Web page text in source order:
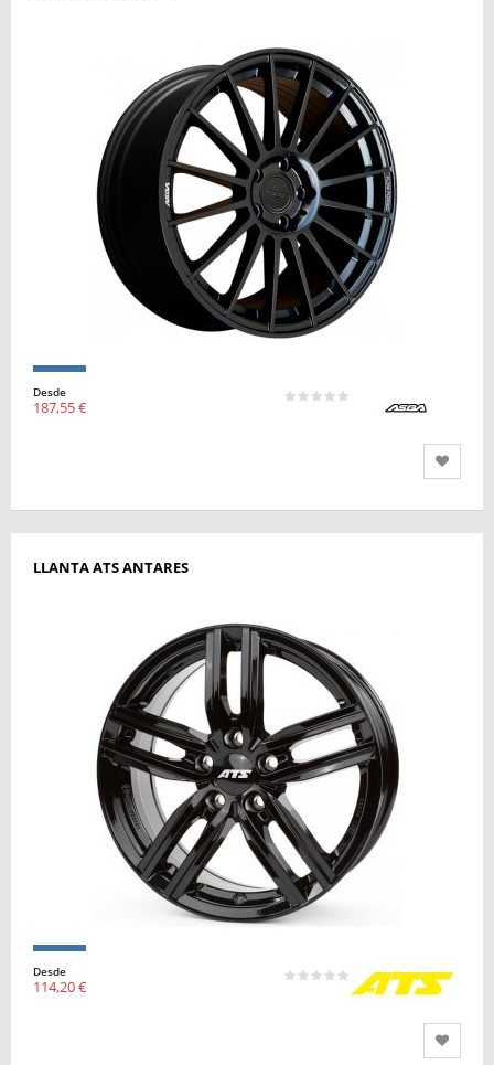
Desde
187,55 €
LLANTA ATS ANTARES
Desde
114,20 €